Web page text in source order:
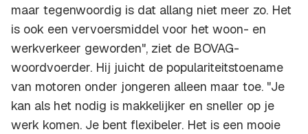
maar tegenwoordig is dat allang niet meer zo. Het
is ook een vervoersmiddel voor het woon- en
werkverkeer geworden", ziet de BOVAG-
woordvoerder. Hij juicht de populariteitstoename
van motoren onder jongeren alleen maar toe. "Je
kan als het nodig is makkelijker en sneller op je
werk komen. Je bent flexibeler. Het is een mooie